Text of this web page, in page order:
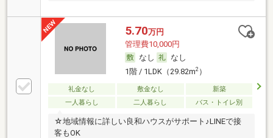
5.70万円
管理費10,000円
なし
なし
1階 / 1LDK（29.82m2）
礼金なし 敷金なし
新築
一人暮らし
二人暮らし バス・トイレ別
☆地域情報に詳しい良和ハウスがサポート♪LINEで接
客もOK